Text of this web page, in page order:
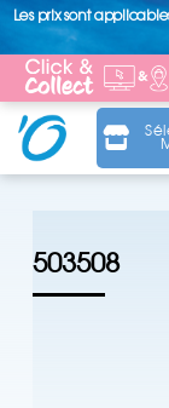
Les prix sont
503508